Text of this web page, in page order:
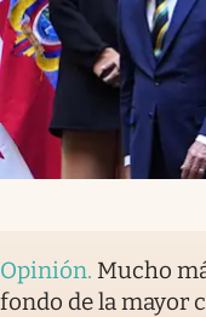
Opinión. Mucho
fondo de la mayor